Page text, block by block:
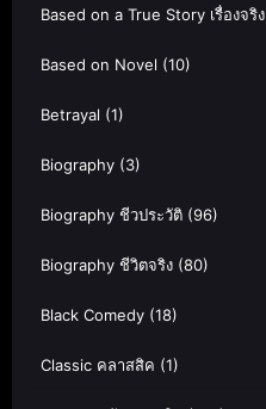
Based on a True Story เรื่องจริง
Based on Novel (10)
Betrayal (1)
Biography (3)
Biography ชีวประวัติ (96)
Biography ชีวิตจริง (80)
Black Comedy (18)
Classic คลาสสิค (1)